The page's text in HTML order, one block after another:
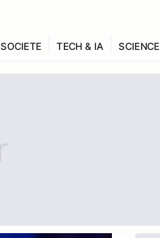
SOCIETE TECH & IA SCIENCE